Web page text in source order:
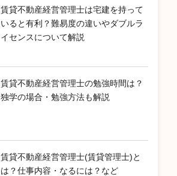
賃貸不動産経営管理士は宅建を持って
いると有利？難易度の違いやダブルラ
イセンスについて解説
賃貸不動産経営管理士の勉強時間は？
独学の場合・勉強方法も解説
賃貸不動産経営管理士(賃貸管理士)と
は？仕事内容・なるには？など